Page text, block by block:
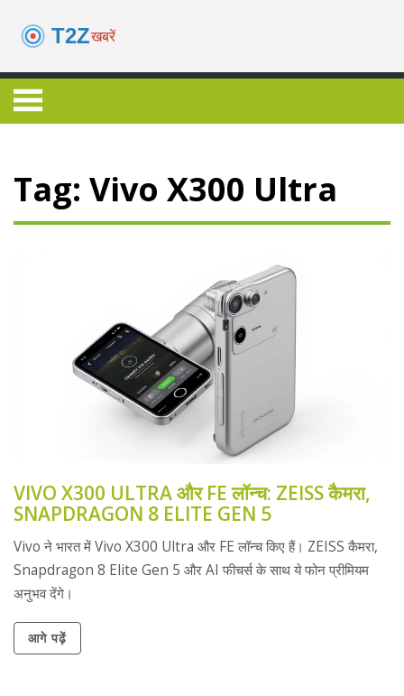
Tag: Vivo X300 Ultra
VIVO X300 ULTRA और FE लॉन्च: ZEISS कैमरा,
SNAPDRAGON 8 ELITE GEN 5
Vivo ने भारत में Vivo X300 Ultra और FE लॉन्च किए हैं। ZEISS कैमरा,
Snapdragon 8 Elite Gen 5 और AI फीचर्स के साथ ये फोन प्रीमियम
अनुभव देंगे।
आगे पढ़ें